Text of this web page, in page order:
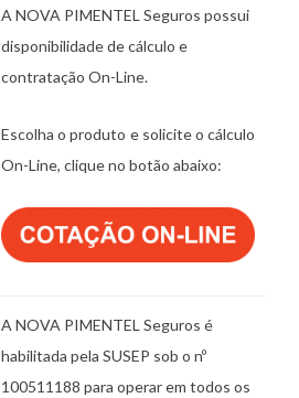
A NOVA PIMENTEL Seguros possui
disponibilidade de cálculo e
contratação On-Line.
Escolha o produto e solicite o cálculo
On-Line, clique no botão abaixo:
A NOVA PIMENTEL Seguros é
habilitada pela SUSEP sob o nº
100511188 para operar em todos os